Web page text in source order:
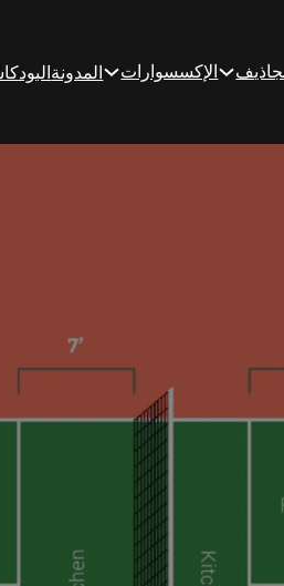
الإكسسوارات المدونة